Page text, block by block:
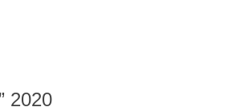
2020